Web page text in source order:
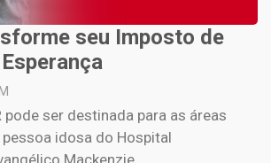
seu Imposto de
pode ser destinada para as áreas
idosa do Hospital
Mackenzie